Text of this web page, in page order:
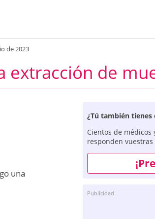
de 2023
extracción de
una
¿Tú también tienes
Cientos de
responden
Publicidad